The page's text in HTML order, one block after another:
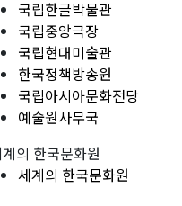
국립한글박물관
국립중앙극장
국립현대미술관
한국정책방송원
국립아시아문화전당
예술원사무국
의 한국문화원
세계의 한국문화원